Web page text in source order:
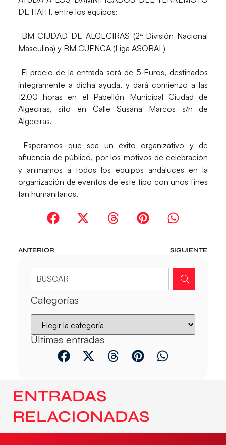
DE HAITI, entre los equipos:
BM CIUDAD DE ALGECIRAS (2ª División Nacional
Masculina) y BM CUENCA (Liga ASOBAL)
El precio de la entrada será de 5 Euros, destinados
íntegramente a dicha ayuda, y dará comienzo a las
12.00 horas en el Pabellón Municipal Ciudad de
Algeciras, sito en Calle Susana Marcos s/n de
Algeciras.
Esperamos que sea un éxito organizativo y de
afluencia de público, por los motivos de celebración
y animamos a todos los equipos andaluces en la
organización de eventos de este tipo con unos fines
tan humanitarios.
ANTERIOR SIGUIENTE
Categorías
Últimas entradas
ENTRADAS
RELACIONADAS